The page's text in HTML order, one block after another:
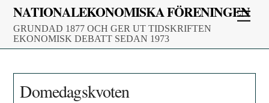
Skip
content
NATIONALEKONOMISKA FÖRENINGEN
GRUNDAD 1877 OCH GER UT TIDSKRIFTEN
EKONOMISK DEBATT SEDAN 1973
Domedagskvoten